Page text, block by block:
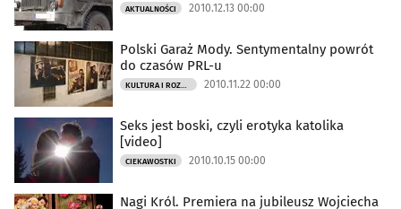
AKTUALNOŚCI 2010.12.13 00:00
Polski Garaż Mody. Sentymentalny powrót
do czasów PRL-u
KULTURA I ROZRYWKA 2010.11.22 00:00
Seks jest boski, czyli erotyka katolika
[video]
CIEKAWOSTKI 2010.10.15 00:00
Nagi Król. Premiera na jubileusz Wojciecha